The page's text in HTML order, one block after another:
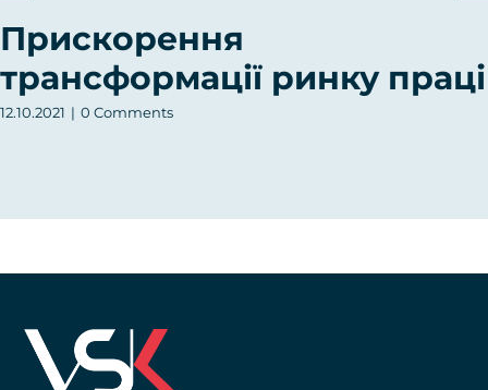
Прискорення
трансформації ринку праці
12.10.2021 | 0 Comments